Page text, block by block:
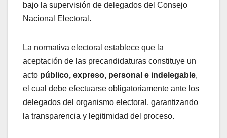
bajo la supervisión de delegados del Consejo
Nacional Electoral.
La normativa electoral establece que la
aceptación de las precandidaturas constituye un
acto público, expreso, personal e indelegable,
el cual debe efectuarse obligatoriamente ante los
delegados del organismo electoral, garantizando
la transparencia y legitimidad del proceso.